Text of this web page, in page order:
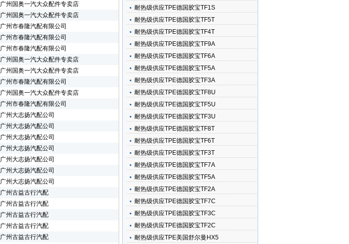
广州国奥一汽大众配件专卖店
广州国奥一汽大众配件专卖店
广州市春隆汽配有限公司
广州市春隆汽配有限公司
广州市春隆汽配有限公司
广州国奥一汽大众配件专卖店
广州国奥一汽大众配件专卖店
广州市春隆汽配有限公司
广州国奥一汽大众配件专卖店
广州市春隆汽配有限公司
广州大志扬汽配公司
广州大志扬汽配公司
广州大志扬汽配公司
广州大志扬汽配公司
广州大志扬汽配公司
广州大志扬汽配公司
广州大志扬汽配公司
广州古益古行汽配
广州古益古行汽配
广州古益古行汽配
广州古益古行汽配
广州古益古行汽配
耐热级供应TPE德国胶宝TF1S
耐热级供应TPE德国胶宝TF5T
耐热级供应TPE德国胶宝TF4T
耐热级供应TPE德国胶宝TF9A
耐热级供应TPE德国胶宝TF6A
耐热级供应TPE德国胶宝TF5A
耐热级供应TPE德国胶宝TF3A
耐热级供应TPE德国胶宝TF8U
耐热级供应TPE德国胶宝TF5U
耐热级供应TPE德国胶宝TF3U
耐热级供应TPE德国胶宝TF8T
耐热级供应TPE德国胶宝TF6T
耐热级供应TPE德国胶宝TF3T
耐热级供应TPE德国胶宝TF7A
耐热级供应TPE德国胶宝TF5A
耐热级供应TPE德国胶宝TF2A
耐热级供应TPE德国胶宝TF7C
耐热级供应TPE德国胶宝TF3C
耐热级供应TPE德国胶宝TF2C
耐热级供应TPE美国舒尔曼HX5